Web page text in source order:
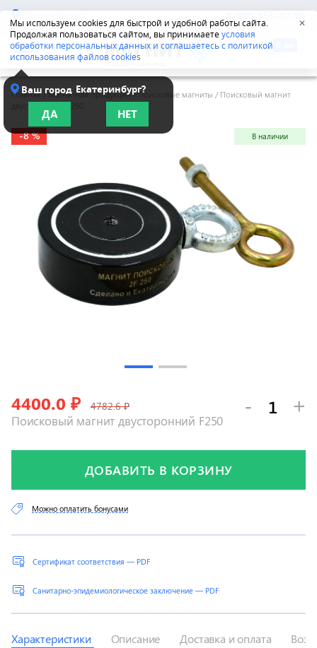
Мы используем cookies для быстрой и удобной работы сайта.
Продолжая пользоваться сайтом, вы принимаетеусловия
обработки персональных данных и соглашаетесь с политикой
использования файлов cookies
✕
Новосибирск 8-800-555-42-96
Ваш город Екатеринбург?
ДА НЕТ
Главная /Магнитная продукция/Поисковые магниты /Поисковый магнит
двусторонний F250
-8 % В наличии
Поисковый магнит двусторонний F250
4400.0 ₽ 4782.6 ₽ - +
ДОБАВИТЬ В КОРЗИНУ
Сертификат соответствия — PDF
Санитарно-эпидемиологическое заключение — PDF
Можно оплатить бонусами
Характеристики Описание Доставка и оплата